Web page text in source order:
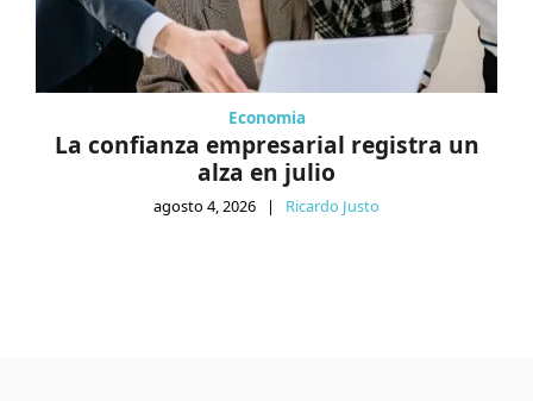
Economia
La confianza empresarial registra un
alza en julio
agosto 4, 2026 | Ricardo Justo